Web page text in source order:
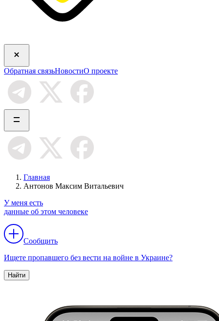
Обратная связьНовостиО проекте
Главная
Антонов Максим Витальевич
У меня есть
данные об этом человеке
Сообщить
Ищете пропавшего без вести на войне в Украине?
Найти